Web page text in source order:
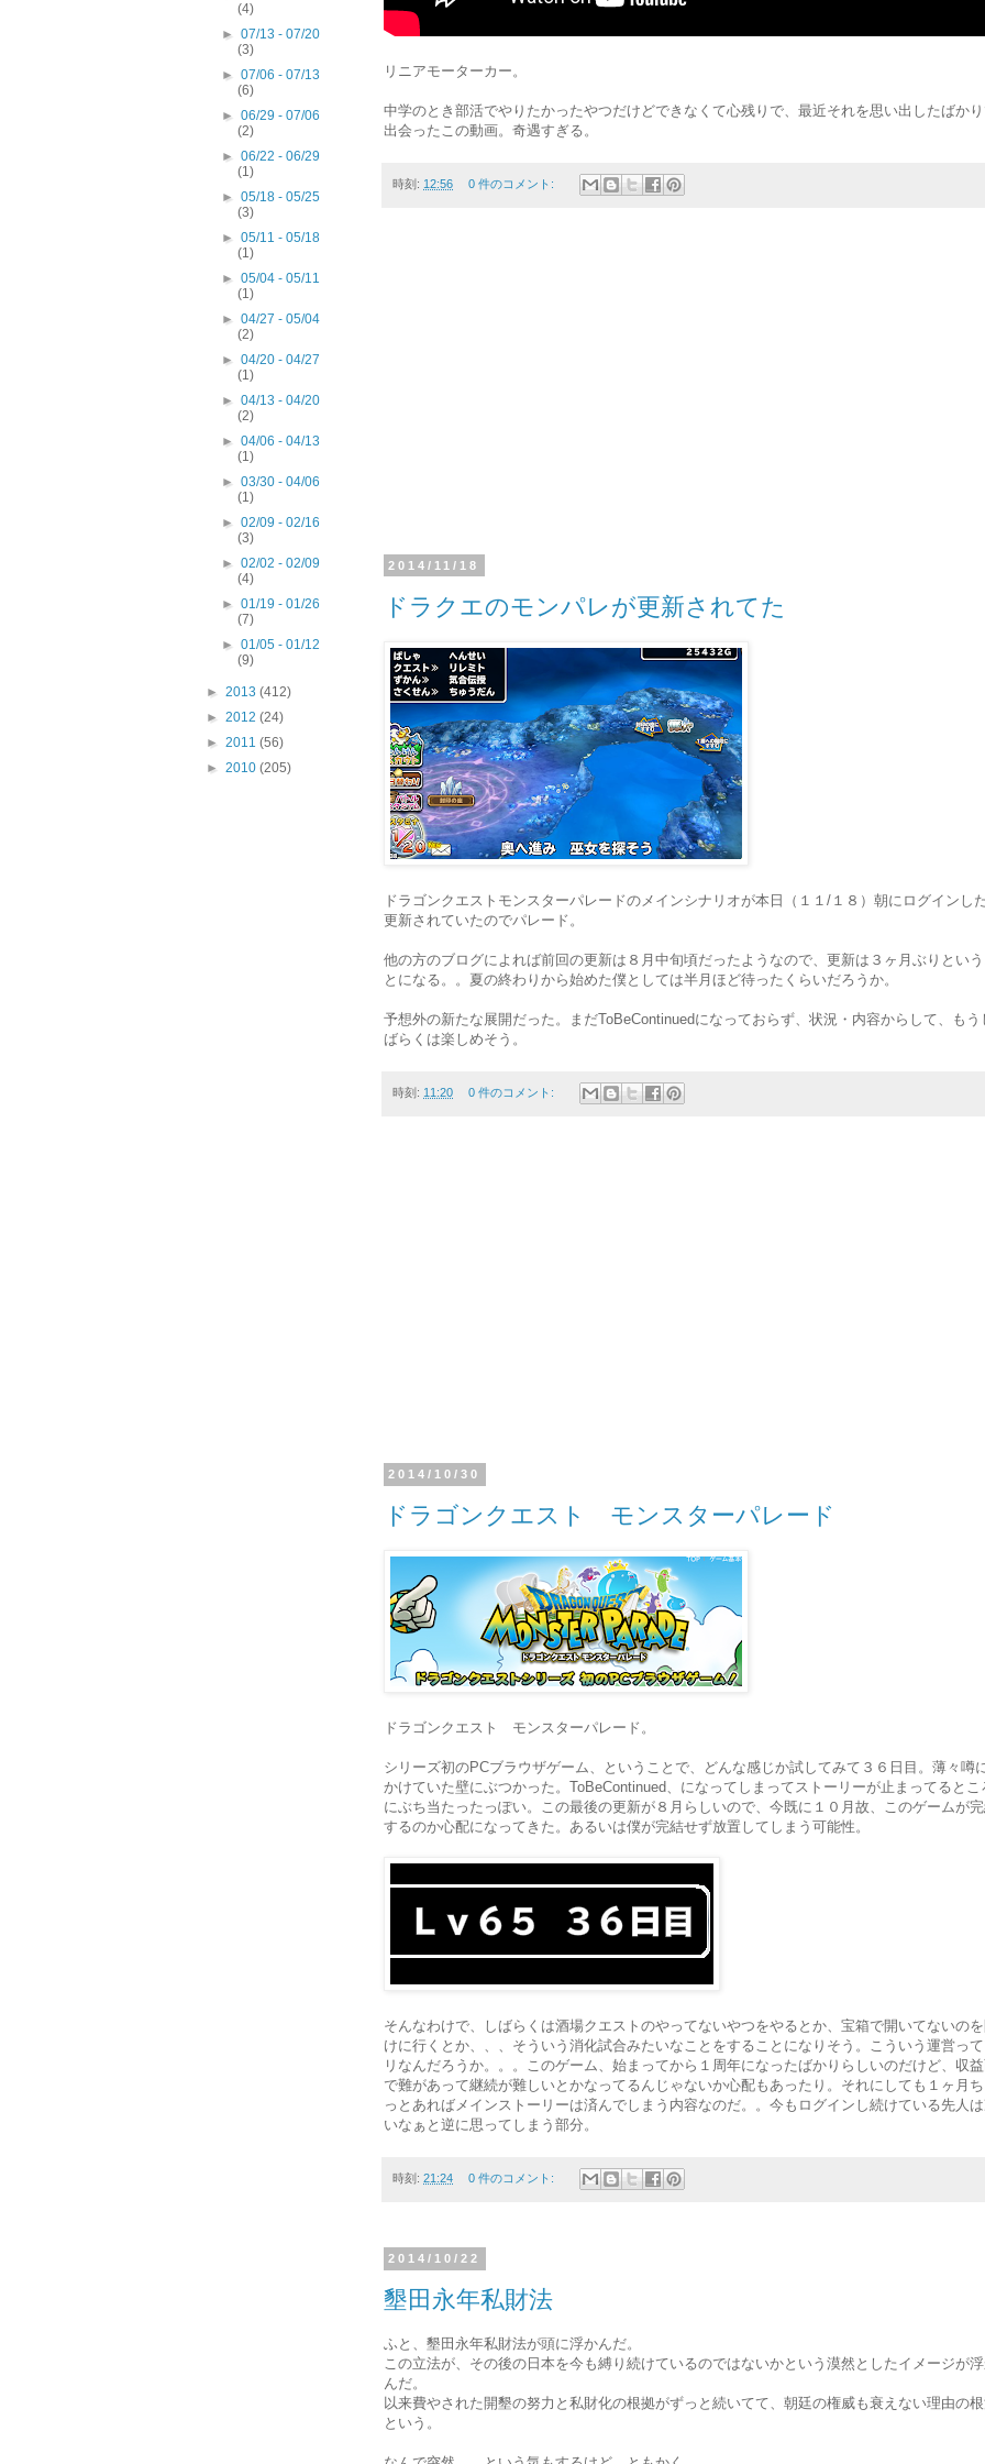
リニアモーターカー。
中学のとき部活でやりたかったやつだけどできなくて心残りで、最近それを思い出したばか
出会ったこの動画。奇遇すぎる。
時刻: 12:56 0 件のコメント:
2014/11/18
ドラクエのモンパレが更新されてた
ドラゴンクエストモンスターパレードのメインシナリオが本日（１１/１８）朝にログインし
更新されていたのでパレード。
他の方のブログによれば前回の更新は８月中旬頃だったようなので、更新は３ヶ月ぶりという
とになる。。夏の終わりから始めた僕としては半月ほど待ったくらいだろうか。
予想外の新たな展開だった。まだToBeContinuedになっておらず、状況・内容からして、もう
ばらくは楽しめそう。
時刻: 11:20 0 件のコメント:
2014/10/30
ドラゴンクエスト モンスターパレード
ドラゴンクエスト モンスターパレード。
シリーズ初のPCブラウザゲーム、ということで、どんな感じか試してみて３６日目。薄々噂
かけていた壁にぶつかった。ToBeContinued、になってしまってストーリーが止まってるとこ
にぶち当たったっぽい。この最後の更新が８月らしいので、今既に１０月故、このゲームが
するのか心配になってきた。あるいは僕が完結せず放置してしまう可能性。
そんなわけで、しばらくは酒場クエストのやってないやつをやるとか、宝箱で開いてないのを
けに行くとか、、、そういう消化試合みたいなことをすることになりそう。こういう運営っ
リなんだろうか。。。このゲーム、始まってから１周年になったばかりらしいのだけど、収
で難があって継続が難しいとかなってるんじゃないか心配もあったり。それにしても１ヶ月ち
っとあればメインストーリーは済んでしまう内容なのだ。。今もログインし続けている先人
いなぁと逆に思ってしまう部分。
時刻: 21:24 0 件のコメント:
2014/10/22
墾田永年私財法
ふと、墾田永年私財法が頭に浮かんだ。
この立法が、その後の日本を今も縛り続けているのではないかという漠然としたイメージが
んだ。
以来費やされた開墾の努力と私財化の根拠がずっと続いてて、朝廷の権威も衰えない理由の
という。
(4)
►07/13 - 07/20
(3)
►07/06 - 07/13
(6)
►06/29 - 07/06
(2)
►06/22 - 06/29
(1)
►05/18 - 05/25
(3)
►05/11 - 05/18
(1)
►05/04 - 05/11
(1)
►04/27 - 05/04
(2)
►04/20 - 04/27
(1)
►04/13 - 04/20
(2)
►04/06 - 04/13
(1)
►03/30 - 04/06
(1)
►02/09 - 02/16
(3)
►02/02 - 02/09
(4)
►01/19 - 01/26
(7)
►01/05 - 01/12
(9)
► 2013 (412)
► 2012 (24)
► 2011 (56)
► 2010 (205)